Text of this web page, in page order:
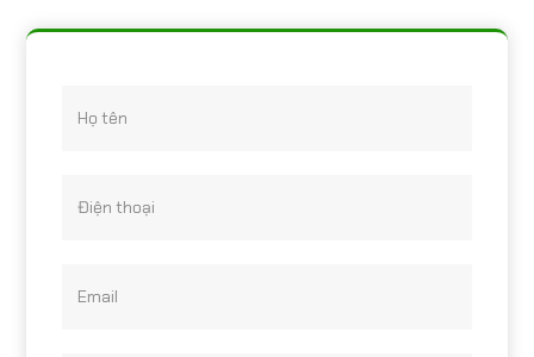
Họ tên
Điện thoại
Email